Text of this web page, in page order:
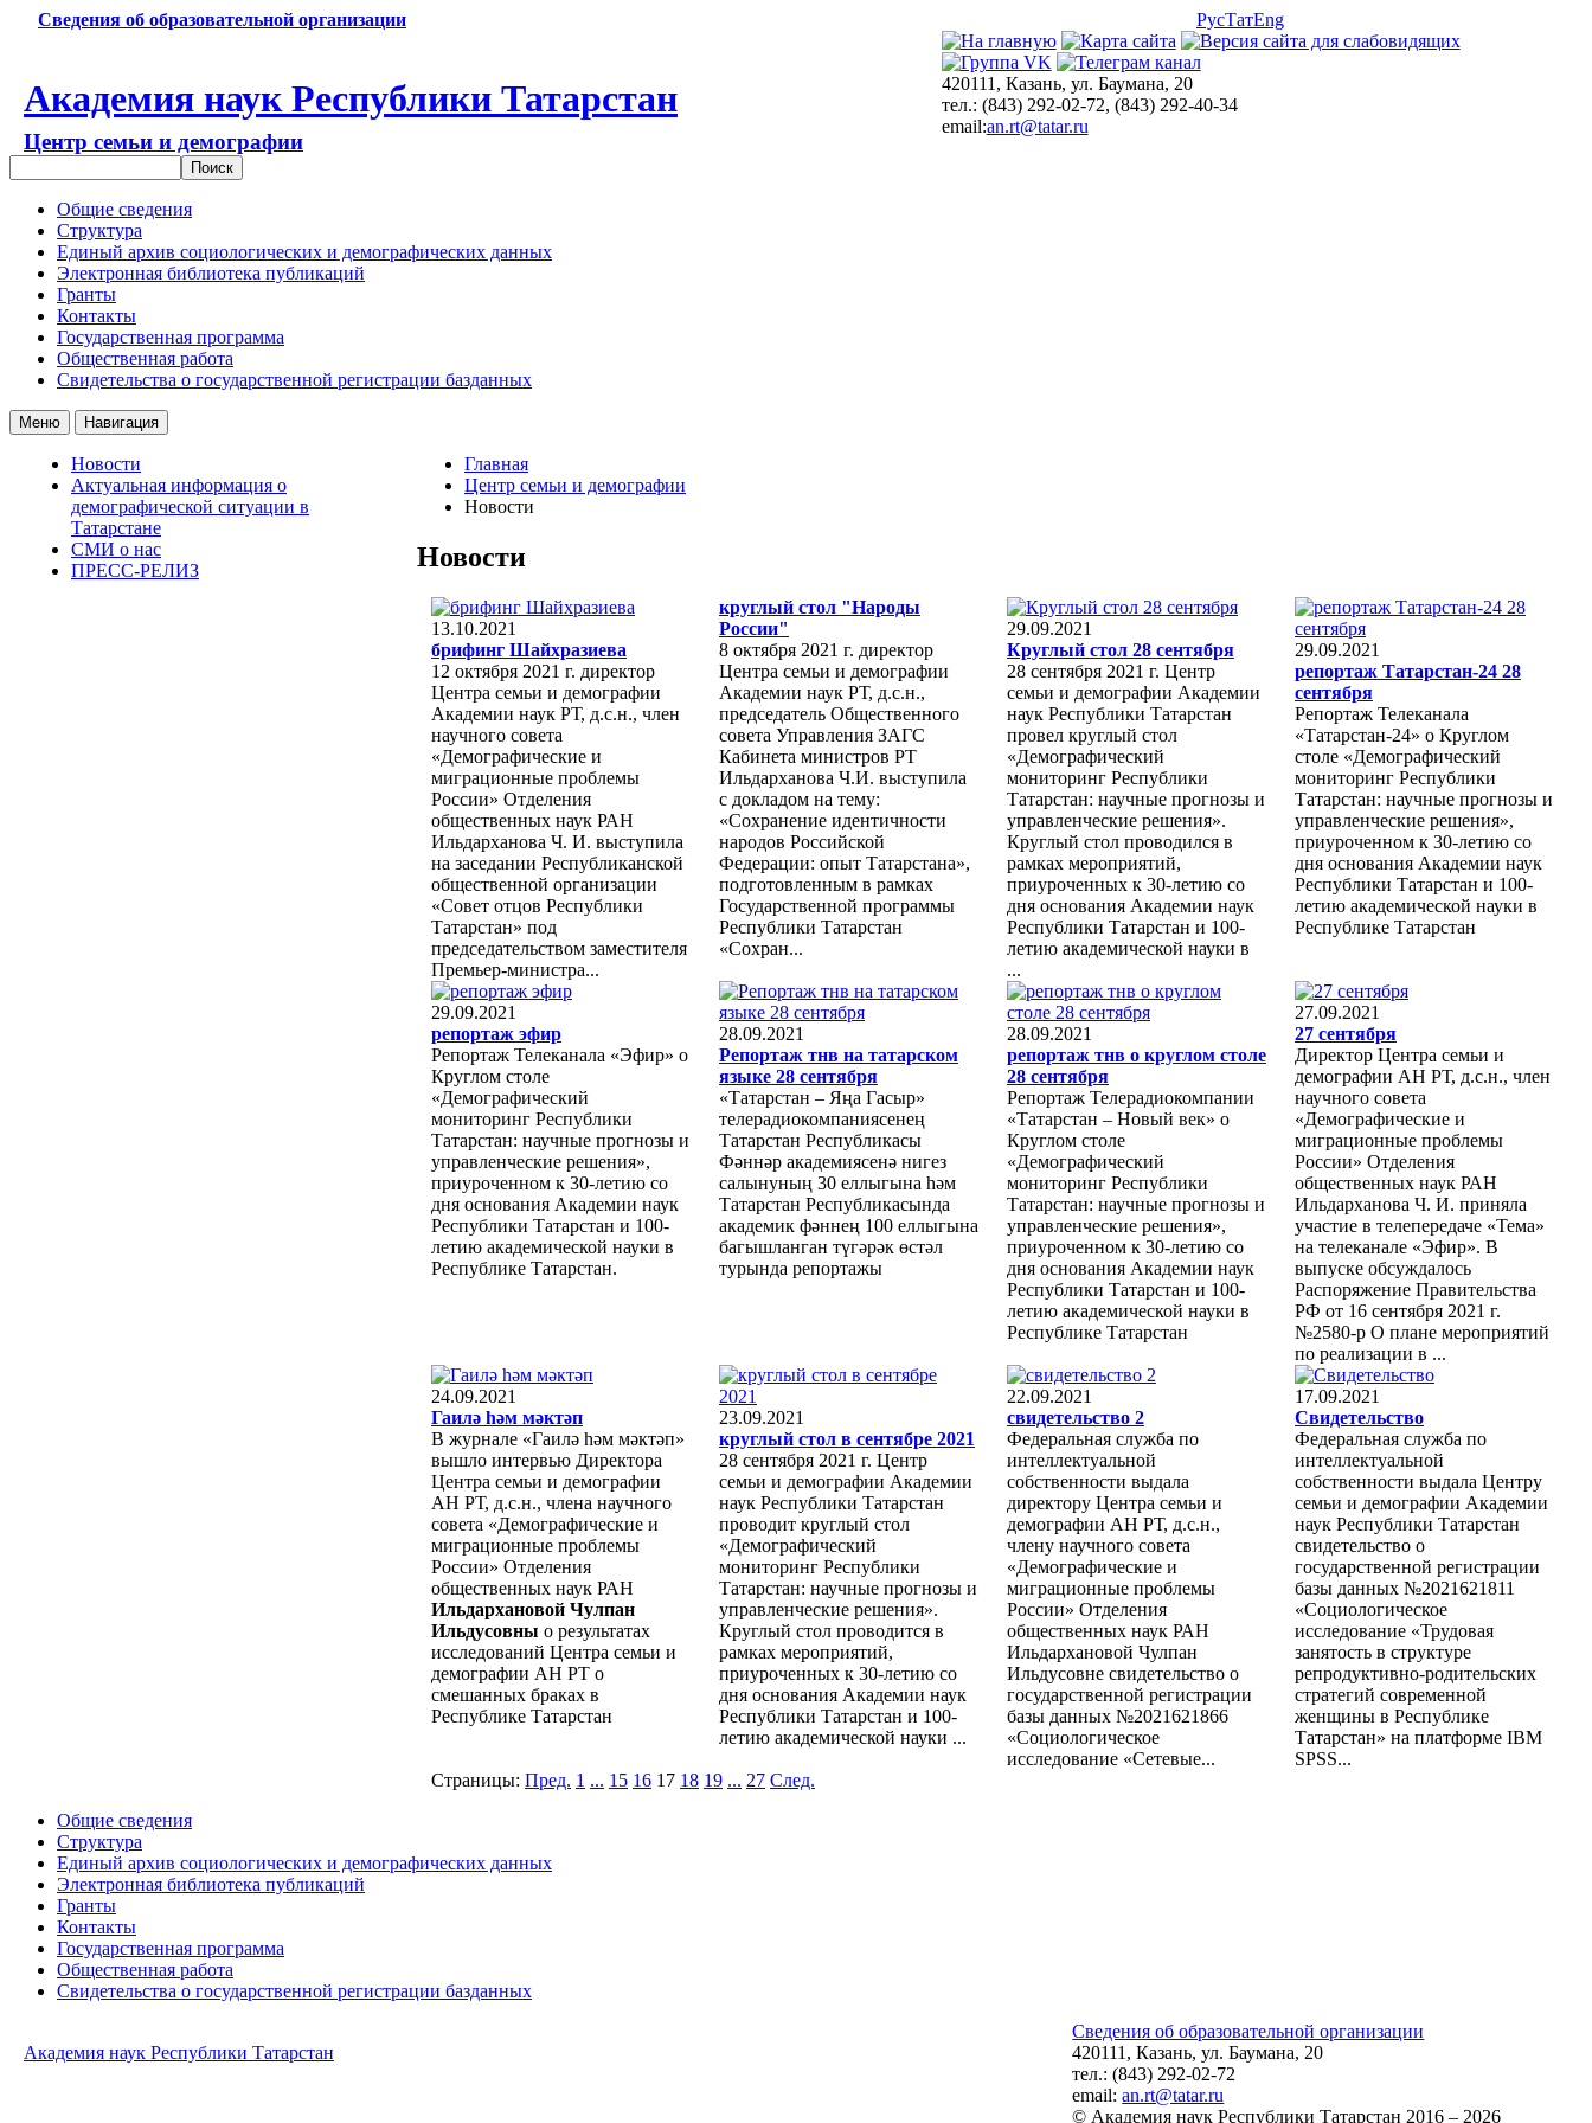
Сведения об образовательной организации РусТатEng
Академия наук Республики Татарстан
Центр семьи и демографии
420111, Казань, ул. Баумана, 20
тел.: (843) 292-02-72, (843) 292-40-34
email:an.rt@tatar.ru
Общие сведения
Структура
Единый архив социологических и демографических данных
Электронная библиотека публикаций
Гранты
Контакты
Государственная программа
Общественная работа
Свидетельства о государственной регистрации базданных
Меню Навигация
Новости
Актуальная информация о
демографической ситуации в
Татарстане
СМИ о нас
ПРЕСС-РЕЛИЗ
Главная
Центр семьи и демографии
Новости
Новости
13.10.2021
брифинг Шайхразиева
12 октября 2021 г. директор
Центра семьи и демографии
Академии наук РТ, д.с.н., член
научного совета
«Демографические и
миграционные проблемы
России» Отделения
общественных наук РАН
Ильдарханова Ч. И. выступила
на заседании Республиканской
общественной организации
«Совет отцов Республики
Татарстан» под
председательством заместителя
Премьер-министра...
круглый стол "Народы
России"
8 октября 2021 г. директор
Центра семьи и демографии
Академии наук РТ, д.с.н.,
председатель Общественного
совета Управления ЗАГС
Кабинета министров РТ
Ильдарханова Ч.И. выступила
с докладом на тему:
«Сохранение идентичности
народов Российской
Федерации: опыт Татарстана»,
подготовленным в рамках
Государственной программы
Республики Татарстан
«Сохран...
29.09.2021
Круглый стол 28 сентября
28 сентября 2021 г. Центр
семьи и демографии Академии
наук Республики Татарстан
провел круглый стол
«Демографический
мониторинг Республики
Татарстан: научные прогнозы и
управленческие решения».
Круглый стол проводился в
рамках мероприятий,
приуроченных к 30-летию со
дня основания Академии наук
Республики Татарстан и 100-
летию академической науки в
...
29.09.2021
репортаж Татарстан-24 28
сентября
Репортаж Телеканала
«Татарстан-24» о Круглом
столе «Демографический
мониторинг Республики
Татарстан: научные прогнозы и
управленческие решения»,
приуроченном к 30-летию со
дня основания Академии наук
Республики Татарстан и 100-
летию академической науки в
Республике Татарстан
29.09.2021
репортаж эфир
Репортаж Телеканала «Эфир» о
Круглом столе
«Демографический
мониторинг Республики
Татарстан: научные прогнозы и
управленческие решения»,
приуроченном к 30-летию со
дня основания Академии наук
Республики Татарстан и 100-
летию академической науки в
Республике Татарстан.
28.09.2021
Репортаж тнв на татарском
языке 28 сентября
«Татарстан – Яңа Гасыр»
телерадиокомпаниясенең
Татарстан Республикасы
Фәннәр академиясенә нигез
салынуның 30 еллыгына һәм
Татарстан Республикасында
академик фәннең 100 еллыгына
багышланган түгәрәк өстәл
турында репортажы
28.09.2021
репортаж тнв о круглом столе
28 сентября
Репортаж Телерадиокомпании
«Татарстан – Новый век» о
Круглом столе
«Демографический
мониторинг Республики
Татарстан: научные прогнозы и
управленческие решения»,
приуроченном к 30-летию со
дня основания Академии наук
Республики Татарстан и 100-
летию академической науки в
Республике Татарстан
27.09.2021
27 сентября
Директор Центра семьи и
демографии АН РТ, д.с.н., член
научного совета
«Демографические и
миграционные проблемы
России» Отделения
общественных наук РАН
Ильдарханова Ч. И. приняла
участие в телепередаче «Тема»
на телеканале «Эфир». В
выпуске обсуждалось
Распоряжение Правительства
РФ от 16 сентября 2021 г.
№2580-р О плане мероприятий
по реализации в ...
24.09.2021
Гаилә hәм мәктәп
В журнале «Гаилә hәм мәктәп»
вышло интервью Директора
Центра семьи и демографии
АН РТ, д.с.н., члена научного
совета «Демографические и
миграционные проблемы
России» Отделения
общественных наук РАН
Ильдархановой Чулпан
Ильдусовны о результатах
исследований Центра семьи и
демографии АН РТ о
смешанных браках в
Республике Татарстан
23.09.2021
круглый стол в сентябре 2021
28 сентября 2021 г. Центр
семьи и демографии Академии
наук Республики Татарстан
проводит круглый стол
«Демографический
мониторинг Республики
Татарстан: научные прогнозы и
управленческие решения».
Круглый стол проводится в
рамках мероприятий,
приуроченных к 30-летию со
дня основания Академии наук
Республики Татарстан и 100-
летию академической науки ...
22.09.2021
свидетельство 2
Федеральная служба по
интеллектуальной
собственности выдала
директору Центра семьи и
демографии АН РТ, д.с.н.,
члену научного совета
«Демографические и
миграционные проблемы
России» Отделения
общественных наук РАН
Ильдархановой Чулпан
Ильдусовне свидетельство о
государственной регистрации
базы данных №2021621866
«Социологическое
исследование «Сетевые...
17.09.2021
Свидетельство
Федеральная служба по
интеллектуальной
собственности выдала Центру
семьи и демографии Академии
наук Республики Татарстан
свидетельство о
государственной регистрации
базы данных №2021621811
«Социологическое
исследование «Трудовая
занятость в структуре
репродуктивно-родительских
стратегий современной
женщины в Республике
Татарстан» на платформе IBM
SPSS...
Страницы: Пред. 1 ... 15 16 17 18 19 ... 27 След.
Общие сведения
Структура
Единый архив социологических и демографических данных
Электронная библиотека публикаций
Гранты
Контакты
Государственная программа
Общественная работа
Свидетельства о государственной регистрации базданных
Академия наук Республики Татарстан
Сведения об образовательной организации
420111, Казань, ул. Баумана, 20
тел.: (843) 292-02-72
email:an.rt@tatar.ru
© Академия наук Республики Татарстан 2016 – 2026